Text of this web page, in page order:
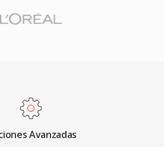
Avanzadas